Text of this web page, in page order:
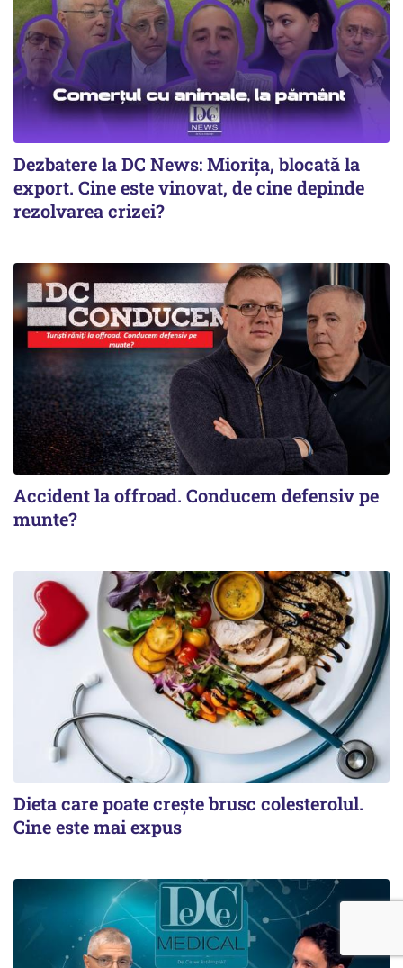
Dezbatere la DC News: Miorița, blocată la
export. Cine este vinovat, de cine depinde
rezolvarea crizei?
Accident la offroad. Conducem defensiv pe
munte?
Dieta care poate crește brusc colesterolul.
Cine este mai expus